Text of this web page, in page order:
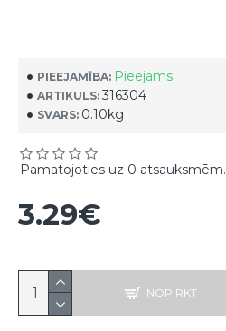
PIEEJAMĪBA: Pieejams
ARTIKULS: 316304
SVARS: 0.10kg
Pamatojoties uz 0 atsauksmēm.
3.29€
NOPIRKT